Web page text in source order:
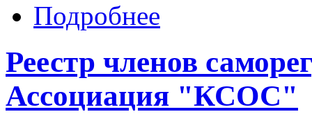
Подробнее
Реестр членов
Ассоциация "КСОС"